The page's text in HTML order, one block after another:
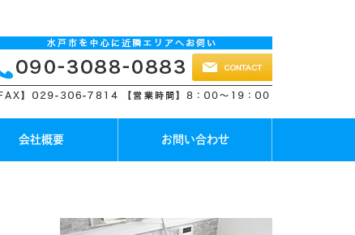
会社概要 お問い合わせ